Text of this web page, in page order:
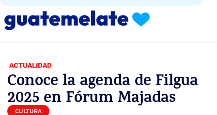
ACTUALIDAD
Conoce la agenda de Filgua
2025 en Fórum Majadas
CULTURA